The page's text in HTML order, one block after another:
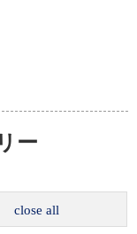
ー
close all